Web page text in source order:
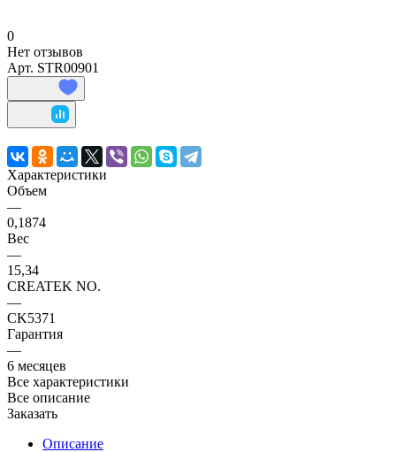
0
Нет отзывов
Арт. STR00901
Характеристики
Объем
—
0,1874
Вес
—
15,34
CREATEK NO.
—
CK5371
Гарантия
—
6 месяцев
Все характеристики
Все описание
Заказать
Описание